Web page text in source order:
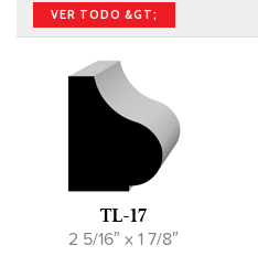
VER TODO &GT;
TL-17
2 5/16″ x 1 7/8″